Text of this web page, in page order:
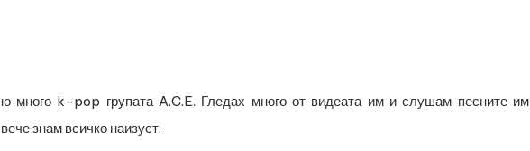
много k-pop групата A.C.E. Гледах много от видеата им и слушам песните им
знам всичко наизуст.